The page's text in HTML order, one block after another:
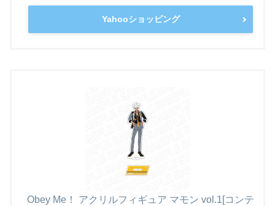
Yahooショッピング
Obey Me！ アクリルフィギュア マモン vol.1[コンテ